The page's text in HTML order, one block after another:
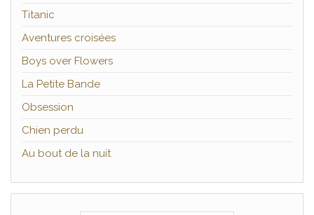
Titanic
Aventures croisées
Boys over Flowers
La Petite Bande
Obsession
Chien perdu
Au bout de la nuit